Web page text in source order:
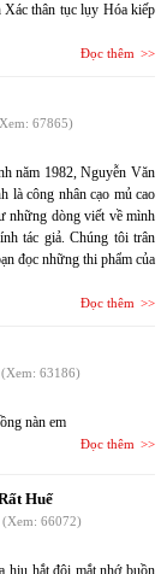
thân tục lụy Hóa kiếp
Đọc thêm
67865)
năm 1982, Nguyễn Văn
là công nhân cạo mủ cao
những dòng viết về mình
tác giả. Chúng tôi trân
đọc những thi phẩm của
Đọc thêm
(Xem: 63186)
nàn em
Đọc thêm
Huế
(Xem: 66072)
hiu hắt đôi mắt nhớ buồn